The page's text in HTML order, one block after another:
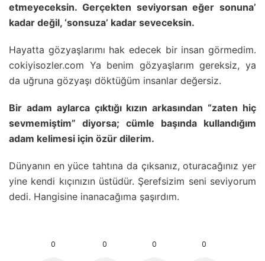
etmeyeceksin. Gerçekten seviyorsan eğer sonuna’
kadar değil, ‘sonsuza’ kadar seveceksin.
Hayatta gözyaşlarımı hak edecek bir insan görmedim.
cokiyisozler.com Ya benim gözyaşlarım gereksiz, ya
da uğruna gözyaşı döktüğüm insanlar değersiz.
Bir adam aylarca çıktığı kızın arkasından “zaten hiç
sevmemiştim” diyorsa; cümle başında kullandığım
adam kelimesi için özür dilerim.
Dünyanın en yüce tahtına da çıksanız, oturacağınız yer
yine kendi kıçınızın üstüdür. Şerefsizim seni seviyorum
dedi. Hangisine inanacağıma şaşırdım.
0 0 0 0